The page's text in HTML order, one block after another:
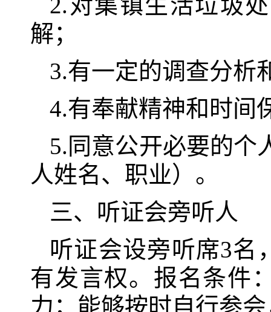
解；
3.有一定的调查分析
4.有奉献精神和时间
5.同意公开必要的个
人姓名、职业）。
三、听证会旁听人
听证会设旁听席3名
有发言权。报名条件
力；能够按时自行参